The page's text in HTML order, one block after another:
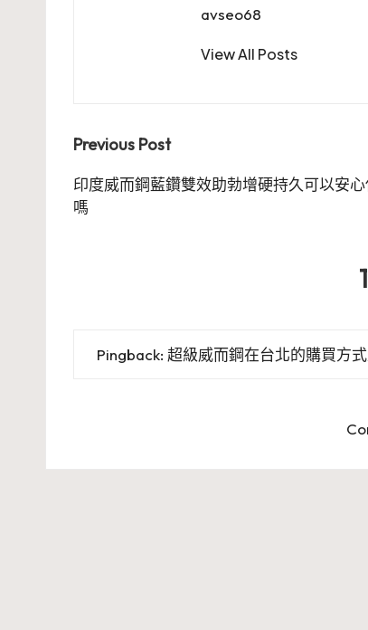
avseo68
View All Posts
Post
navigation
Previous Post
印度威而鋼藍鑽雙效助勃增硬持久可以安心
嗎
Pingback: 超級威而鋼在台北的購買方